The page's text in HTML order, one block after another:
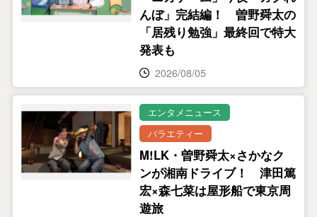
んぼ」完結編！ 曽野舜太の
「居残り勉強」最終回で特大
発表も
2026/08/05
エンタメニュース
バラエティー
M!LK・曽野舜太×さかなク
ンが湘南ドライブ！ 津田篤
宏×森七菜は屋形船で東京周
遊旅